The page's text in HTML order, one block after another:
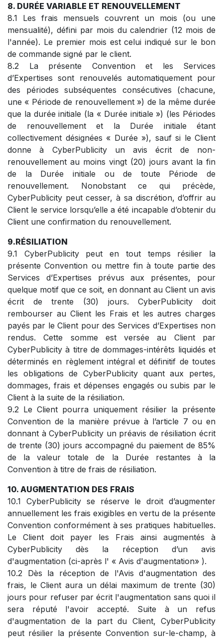
8. DURÉE VARIABLE ET RENOUVELLEMENT
8.1 Les frais mensuels couvrent un mois (ou une
mensualité), défini par mois du calendrier (12 mois de
l'année). Le premier mois est celui indiqué sur le bon
de commande signé par le client.
8.2 La présente Convention et les Services
d’Expertises sont renouvelés automatiquement pour
des périodes subséquentes consécutives (chacune,
une « Période de renouvellement ») de la même durée
que la durée initiale (la « Durée initiale ») (les Périodes
de renouvellement et la Durée initiale étant
collectivement désignées « Durée »), sauf si le Client
donne à CyberPublicity un avis écrit de non-
renouvellement au moins vingt (20) jours avant la fin
de la Durée initiale ou de toute Période de
renouvellement. Nonobstant ce qui précède,
CyberPublicity peut cesser, à sa discrétion, d’offrir au
Client le service lorsqu’elle a été incapable d’obtenir du
Client une confirmation du renouvellement.
9.RÉSILIATION
9.1 CyberPublicity peut en tout temps résilier la
présente Convention ou mettre fin à toute partie des
Services d’Expertises prévus aux présentes, pour
quelque motif que ce soit, en donnant au Client un avis
écrit de trente (30) jours. CyberPublicity doit
rembourser au Client les Frais et les autres charges
payés par le Client pour des Services d’Expertises non
rendus. Cette somme est versée au Client par
CyberPublicity à titre de dommages-intérêts liquidés et
déterminés en règlement intégral et définitif de toutes
les obligations de CyberPublicity quant aux pertes,
dommages, frais et dépenses engagés ou subis par le
Client à la suite de la résiliation.
9.2 Le Client pourra uniquement résilier la présente
Convention de la manière prévue à l’article 7 ou en
donnant à CyberPublicity un préavis de résiliation écrit
de trente (30) jours accompagné du paiement de 85%
de la valeur totale de la Durée restantes à la
Convention à titre de frais de résiliation.
10. AUGMENTATION DES FRAIS
10.1 CyberPublicity se réserve le droit d’augmenter
annuellement les frais exigibles en vertu de la présente
Convention conformément à ses pratiques habituelles.
Le Client doit payer les Frais ainsi augmentés à
CyberPublicity dès la réception d’un avis
d'augmentation (ci-après l' « Avis d'augmentation» ).
10.2 Dès la réception de l'Avis d'augmentation des
frais, le Client aura un délai maximum de trente (30)
jours pour refuser par écrit l'augmentation sans quoi il
sera réputé l'avoir accepté. Suite à un refus
d'augmentation de la part du Client, CyberPublicity
peut résilier la présente Convention sur-le-champ, à